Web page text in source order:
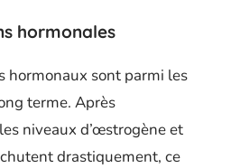
hormonales
hormonaux sont parmi les
terme. Après
niveaux d’œstrogène et
drastiquement, ce